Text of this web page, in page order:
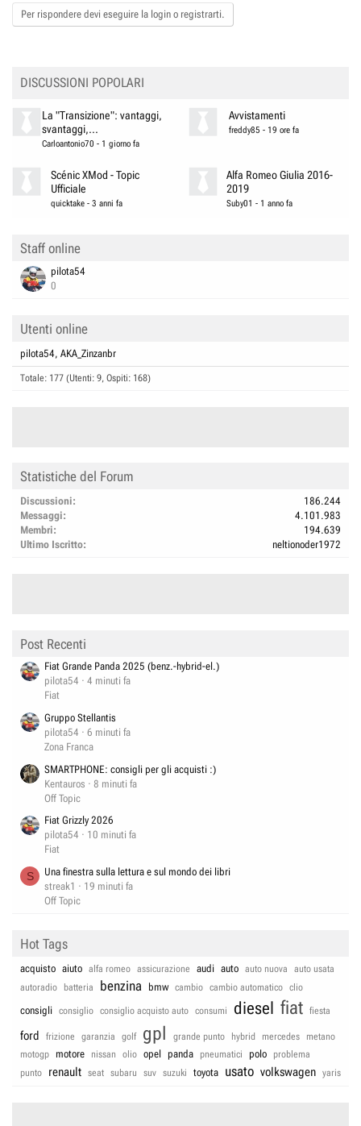
Per rispondere devi eseguire la login o registrarti.
DISCUSSIONI POPOLARI
La "Transizione": vantaggi,
svantaggi,...
Carloantonio70 - 1 giorno fa
Avvistamenti
freddy85 - 19 ore fa
Scénic XMod - Topic
Ufficiale
quicktake -3 anni fa
Alfa Romeo Giulia 2016-
2019
Suby01 - 1 anno fa
Staff online
pilota54
0
Utenti online
pilota54 AKA_Zinzanbr
Totale: 177 (Utenti: 9, Ospiti: 168)
Statistiche del Forum
Discussioni
186.244
Messaggi
4.101.983
Membri
194.639
Ultimo Iscritto
neltionoder1972
Post Recenti
Fiat Grande Panda 2025 (benz.-hybrid-el.)
pilota54
4 minuti fa
Fiat
Gruppo Stellantis
pilota54
6 minuti fa
Zona Franca
SMARTPHONE: consigli per gli acquisti :)
Kentauros
8 minuti fa
Off Topic
Fiat Grizzly 2026
pilota54
10 minuti fa
Fiat
S
Una finestra sulla lettura e sul mondo dei libri
streak1
19 minuti fa
Off Topic
Hot Tags
acquisto aiuto alfa romeo assicurazione audi auto auto nuova
auto usata
autoradio
batteria benzina bmw cambio cambio automatico clio
consigli consiglio consiglio acquisto auto consumi diesel fiat fiesta
ford frizione garanzia golf gpl grande punto hybrid mercedes
metano
motogp
motore nissan olio opel panda pneumatici polo
problema
punto
renault seat subaru suv suzuki toyota usato volkswagen yaris